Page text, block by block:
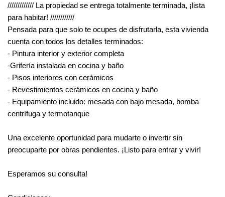
///////////// La propiedad se entrega totalmente terminada, ¡lista
para habitar! ////////////
Pensada para que solo te ocupes de disfrutarla, esta vivienda
cuenta con todos los detalles terminados:
- Pintura interior y exterior completa
-Grifería instalada en cocina y baño
- Pisos interiores con cerámicos
- Revestimientos cerámicos en cocina y baño
- Equipamiento incluido: mesada con bajo mesada, bomba
centrífuga y termotanque
Una excelente oportunidad para mudarte o invertir sin
preocuparte por obras pendientes. ¡Listo para entrar y vivir!
Esperamos su consulta!